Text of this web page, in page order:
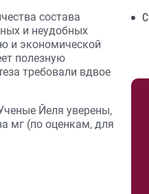
состава
и неудобных
и экономической
полезную
требовали вдвое
Йеля уверены,
мг (по оценкам, для